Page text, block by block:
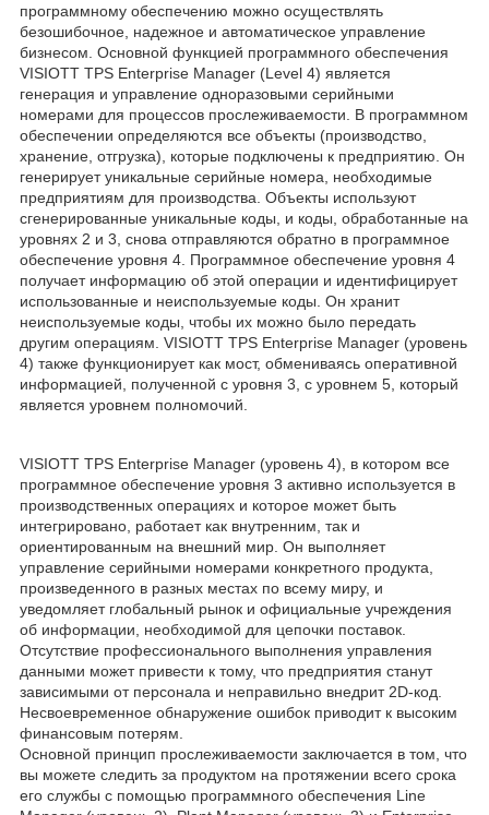
программному обеспечению можно осуществлять
безошибочное, надежное и автоматическое управление
бизнесом. Основной функцией программного обеспечения
VISIOTT TPS Enterprise Manager (Level 4) является
генерация и управление одноразовыми серийными
номерами для процессов прослеживаемости. В программном
обеспечении определяются все объекты (производство,
хранение, отгрузка), которые подключены к предприятию. Он
генерирует уникальные серийные номера, необходимые
предприятиям для производства. Объекты используют
сгенерированные уникальные коды, и коды, обработанные на
уровнях 2 и 3, снова отправляются обратно в программное
обеспечение уровня 4. Программное обеспечение уровня 4
получает информацию об этой операции и идентифицирует
использованные и неиспользуемые коды. Он хранит
неиспользуемые коды, чтобы их можно было передать
другим операциям. VISIOTT TPS Enterprise Manager (уровень
4) также функционирует как мост, обмениваясь оперативной
информацией, полученной с уровня 3, с уровнем 5, который
является уровнем полномочий.
VISIOTT TPS Enterprise Manager (уровень 4), в котором все
программное обеспечение уровня 3 активно используется в
производственных операциях и которое может быть
интегрировано, работает как внутренним, так и
ориентированным на внешний мир. Он выполняет
управление серийными номерами конкретного продукта,
произведенного в разных местах по всему миру, и
уведомляет глобальный рынок и официальные учреждения
об информации, необходимой для цепочки поставок.
Отсутствие профессионального выполнения управления
данными может привести к тому, что предприятия станут
зависимыми от персонала и неправильно внедрит 2D-код.
Несвоевременное обнаружение ошибок приводит к высоким
финансовым потерям.
Основной принцип прослеживаемости заключается в том, что
вы можете следить за продуктом на протяжении всего срока
его службы с помощью программного обеспечения Line